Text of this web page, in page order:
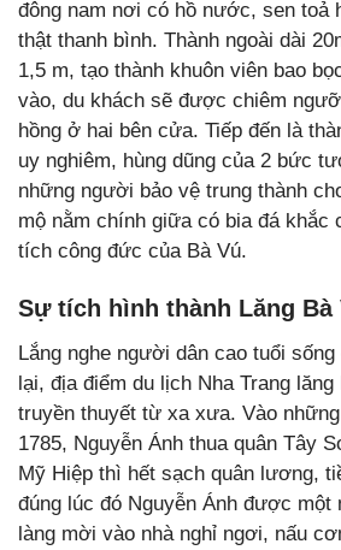
đông nam nơi có hồ nước, sen toả
thật thanh bình. Thành ngoài dài
1,5 m, tạo thành khuôn viên bao
vào, du khách sẽ được chiêm
hồng ở hai bên cửa. Tiếp đến là
uy nghiêm, hùng dũng của 2 bức
những người bảo vệ trung thành
mộ nằm chính giữa có bia đá khắc
tích công đức của Bà Vú.
Sự tích hình thành Lăng Bà
Lắng nghe người dân cao tuổi
lại, địa điểm du lịch Nha Trang
truyền thuyết từ xa xưa. Vào
1785, Nguyễn Ánh thua quân Tây
Mỹ Hiệp thì hết sạch quân lương,
đúng lúc đó Nguyễn Ánh được
làng mời vào nhà nghỉ ngơi, nấu